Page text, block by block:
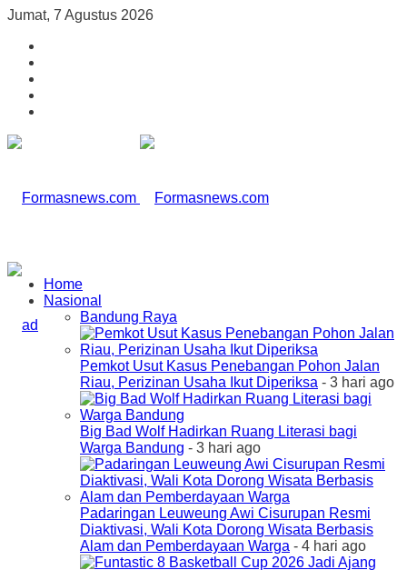
Jumat, 7 Agustus 2026
Home
Nasional
Bandung Raya
Pemkot Usut Kasus Penebangan Pohon Jalan
Riau, Perizinan Usaha Ikut Diperiksa - 3 hari ago
Big Bad Wolf Hadirkan Ruang Literasi bagi
Warga Bandung - 3 hari ago
Padaringan Leuweung Awi Cisurupan Resmi
Diaktivasi, Wali Kota Dorong Wisata Berbasis
Alam dan Pemberdayaan Warga - 4 hari ago